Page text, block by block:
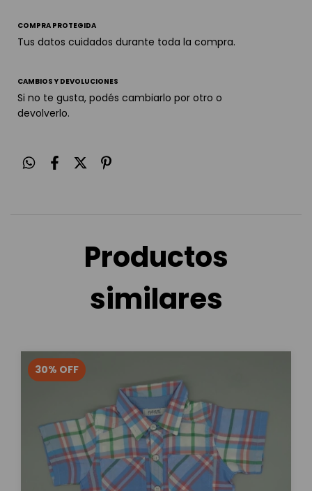
COMPRA PROTEGIDA
Tus datos cuidados durante toda la compra.
CAMBIOS Y DEVOLUCIONES
Si no te gusta, podés cambiarlo por otro o
devolverlo.
Productos
similares
30% OFF